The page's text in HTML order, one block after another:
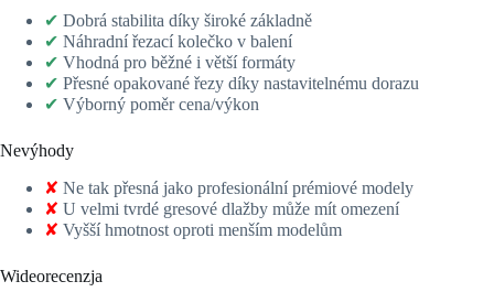
✔ Dobrá stabilita díky široké základně
✔ Náhradní řezací kolečko v balení
✔ Vhodná pro běžné i větší formáty
✔ Přesné opakované řezy díky nastavitelnému dorazu
✔ Výborný poměr cena/výkon
Nevýhody
✘ Ne tak přesná jako profesionální prémiové modely
✘ U velmi tvrdé gresové dlažby může mít omezení
✘ Vyšší hmotnost oproti menším modelům
Wideorecenzja